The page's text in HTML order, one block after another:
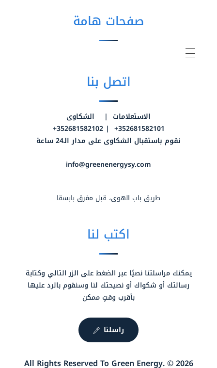
صفحات هامة
اتصل بنا
الاستعلامات | الشكاوى
352681582101+ | 352681582102+
نقوم باستقبال الشكاوى على مدار الـ24 ساعة
info@greenenergysy.com
طريق باب الهوى، قبل مفرق بابسقا
اكتب لنا
يمكنك مراسلتنا نصيًا عبر الضغط على الزر التالي وكتابة
رسالتك أو شكواك أو نصيحتك لنا وسنقوم بالرد عليها
بأقرب وقتٍ ممكن
راسلنا
2026 © .All Rights Reserved To Green Energy